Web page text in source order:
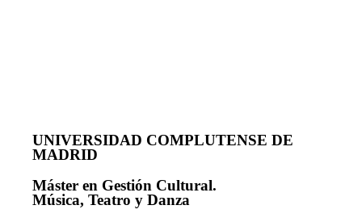
UNIVERSIDAD COMPLUTENSE DE
MADRID
Máster en Gestión Cultural.
Música, Teatro y Danza